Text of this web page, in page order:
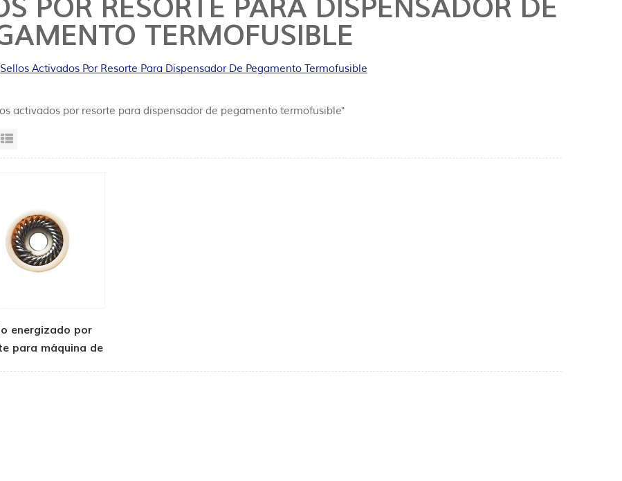
POR RESORTE PARA DISPENSADOR DE
TERMOFUSIBLE
Sellos Activados Por Resorte Para Dispensador De Pegamento Termofusible
activados por resorte para dispensador de pegamento termofusible"
en cuadrícula
energizado por
para máquina de